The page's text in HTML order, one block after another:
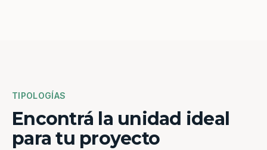
TIPOLOGÍAS
Encontrá la unidad ideal
para tu proyecto